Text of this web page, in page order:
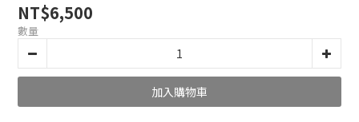
NT$6,500
數量
加入購物車